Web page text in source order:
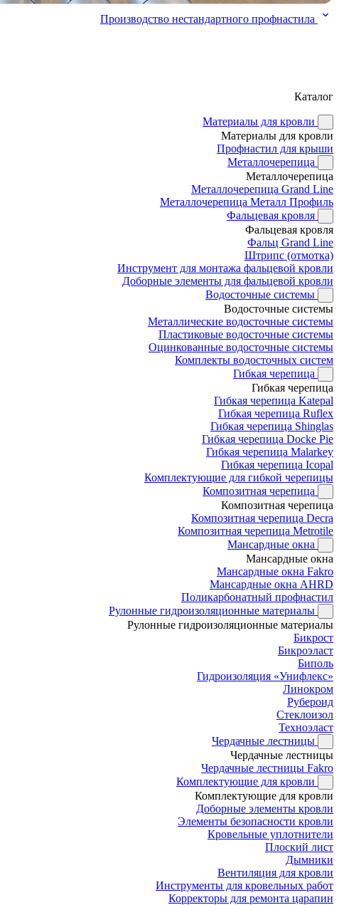
Производство нестандартного профнастила
Каталог
Материалы для кровли
Материалы для кровли
Профнастил для крыши
Металлочерепица
Металлочерепица
Металлочерепица Grand Line
Металлочерепица Металл Профиль
Фальцевая кровля
Фальцевая кровля
Фальц Grand Line
Штрипс (отмотка)
Инструмент для монтажа фальцевой кровли
Доборные элементы для фальцевой кровли
Водосточные системы
Водосточные системы
Металлические водосточные системы
Пластиковые водосточные системы
Оцинкованные водосточные системы
Комплекты водосточных систем
Гибкая черепица
Гибкая черепица
Гибкая черепица Katepal
Гибкая черепица Ruflex
Гибкая черепица Shinglas
Гибкая черепица Docke Pie
Гибкая черепица Malarkey
Гибкая черепица Icopal
Комплектующие для гибкой черепицы
Композитная черепица
Композитная черепица
Композитная черепица Decra
Композитная черепица Metrotile
Мансардные окна
Мансардные окна
Мансардные окна Fakro
Мансардные окна AHRD
Поликарбонатный профнастил
Рулонные гидроизоляционные материалы
Рулонные гидроизоляционные материалы
Бикрост
Бикроэласт
Биполь
Гидроизоляция «Унифлекс»
Линокром
Рубероид
Стеклоизол
Техноэласт
Чердачные лестницы
Чердачные лестницы
Чердачные лестницы Fakro
Комплектующие для кровли
Комплектующие для кровли
Доборные элементы кровли
Элементы безопасности кровли
Кровельные уплотнители
Плоский лист
Дымники
Вентиляция для кровли
Инструменты для кровельных работ
Корректоры для ремонта царапин